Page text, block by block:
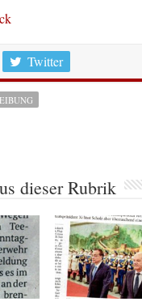
Twitter
dieser Rubrik